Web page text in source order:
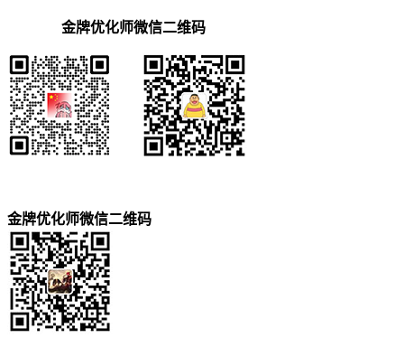
金牌优化师微信二维码
金牌优化师微信二维码